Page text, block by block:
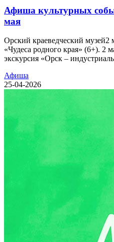
Афиша культурных
мая
Орский краеведческий музей2
«Чудеса родного края» (6+). 2
экскурсия «Орск –
Афиша
25-04-2026